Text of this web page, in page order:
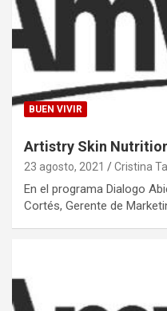
BUEN VIVIR
Artistry Skin
23 agosto, 2021 Cristina
En el programa Dialogo
Cortés, Gerente de